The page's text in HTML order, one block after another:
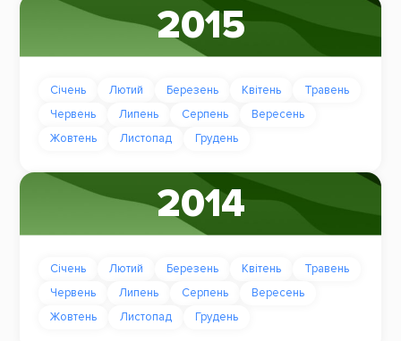
2015
Січень Лютий Березень Квітень
Травень
Червень
Липень Серпень
Вересень
Жовтень
Листопад Грудень
2014
Січень Лютий Березень Квітень
Травень
Червень
Липень Серпень
Вересень
Жовтень
Листопад Грудень